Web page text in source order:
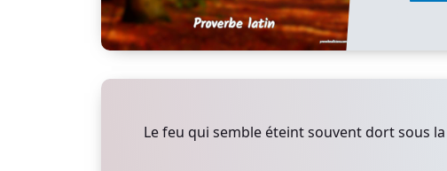
Le feu qui semble éteint souvent dort sous